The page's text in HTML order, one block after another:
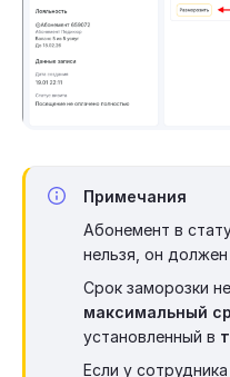
Примечания
Абонемент в
нельзя, он
Срок заморозки
максимальный
установленный в
Если у